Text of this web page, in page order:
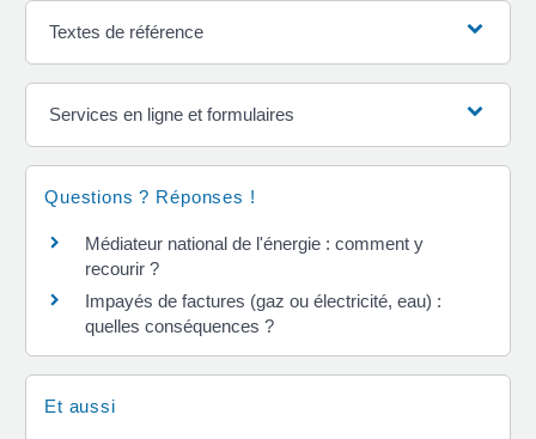
Textes de référence
Services en ligne et formulaires
Questions ? Réponses !
Médiateur national de l'énergie : comment y
recourir ?
Impayés de factures (gaz ou électricité, eau) :
quelles conséquences ?
Et aussi